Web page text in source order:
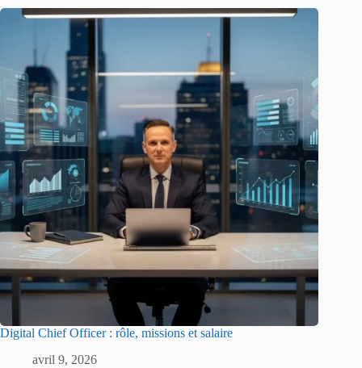
Digital Chief Officer : rôle, missions et salaire
avril 9, 2026